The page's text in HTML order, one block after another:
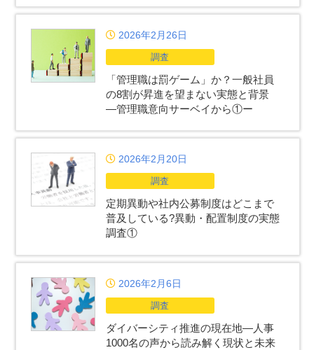
2026年2月26日
調査
「管理職は罰ゲーム」か？一般社員
の8割が昇進を望まない実態と背景
―管理職意向サーベイから①ー
2026年2月20日
調査
定期異動や社内公募制度はどこまで
普及している?異動・配置制度の実態
調査①
2026年2月6日
調査
ダイバーシティ推進の現在地―人事
1000名の声から読み解く現状と未来